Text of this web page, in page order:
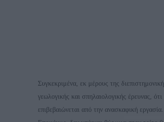
Συγκεκριμένα, εκ μέρους της
γεωλογικής και σπηλαιολογικής έρευνας,
επιβεβαιώνεται από την ανασκαφική